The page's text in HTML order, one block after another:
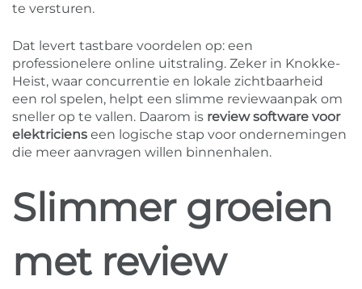
te versturen.
Dat levert tastbare voordelen op: een
professionelere online uitstraling. Zeker in Knokke-
Heist, waar concurrentie en lokale zichtbaarheid
een rol spelen, helpt een slimme reviewaanpak om
sneller op te vallen. Daarom is review software voor
elektriciens een logische stap voor ondernemingen
die meer aanvragen willen binnenhalen.
Slimmer groeien
met review